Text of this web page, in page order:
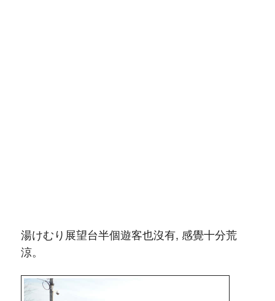
湯けむり展望台半個遊客也沒有, 感覺十分荒
涼。